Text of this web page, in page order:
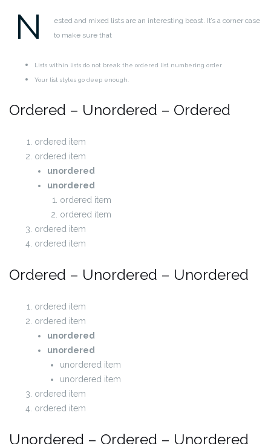
N
ested and mixed lists are an interesting beast. It’s a corner case
to make sure that
Lists within lists do not break the ordered list numbering order
Your list styles go deep enough.
Ordered – Unordered – Ordered
ordered item
ordered item
unordered
unordered
ordered item
ordered item
ordered item
ordered item
Ordered – Unordered – Unordered
ordered item
ordered item
unordered
unordered
unordered item
unordered item
ordered item
ordered item
Unordered – Ordered – Unordered